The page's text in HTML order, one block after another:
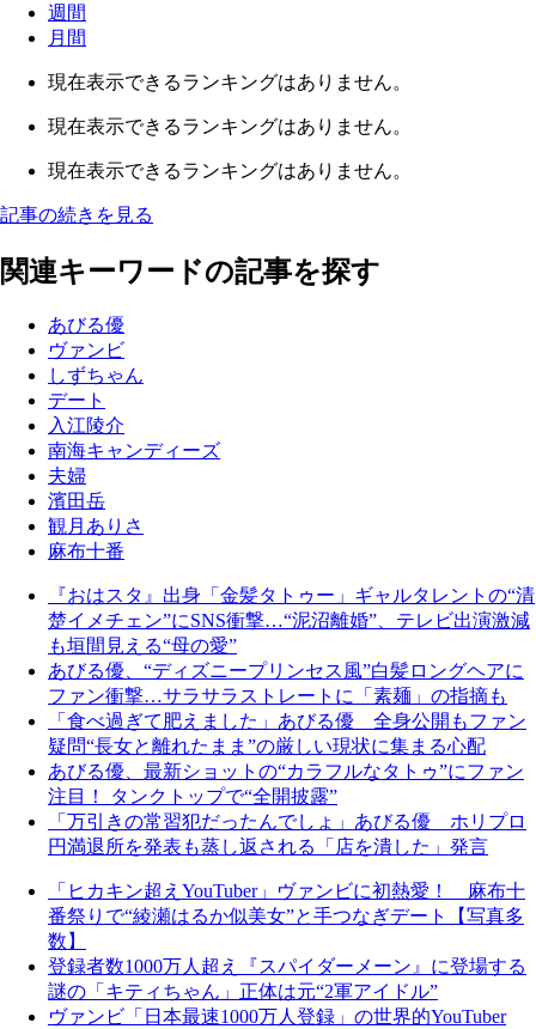
週間
月間
現在表示できるランキングはありません。
現在表示できるランキングはありません。
現在表示できるランキングはありません。
記事の続きを見る
関連キーワードの記事を探す
あびる優
ヴァンビ
しずちゃん
デート
入江陵介
南海キャンディーズ
夫婦
濱田岳
観月ありさ
麻布十番
『おはスタ』出身「金髪タトゥー」ギャルタレントの“清
楚イメチェン”にSNS衝撃…“泥沼離婚”、テレビ出演激減
も垣間見える“母の愛”
あびる優、“ディズニープリンセス風”白髪ロングヘアに
ファン衝撃…サラサラストレートに「素麺」の指摘も
「食べ過ぎて肥えました」あびる優 全身公開もファン
疑問“長女と離れたまま”の厳しい現状に集まる心配
あびる優、最新ショットの“カラフルなタトゥ”にファン
注目！ タンクトップで“全開披露”
「万引きの常習犯だったんでしょ」あびる優 ホリプロ
円満退所を発表も蒸し返される「店を潰した」発言
「ヒカキン超えYouTuber」ヴァンビに初熱愛！ 麻布十
番祭りで“綾瀬はるか似美女”と手つなぎデート【写真多
数】
登録者数1000万人超え『スパイダーメーン』に登場する
謎の「キティちゃん」正体は元“2軍アイドル”
ヴァンビ「日本最速1000万人登録」の世界的YouTuber